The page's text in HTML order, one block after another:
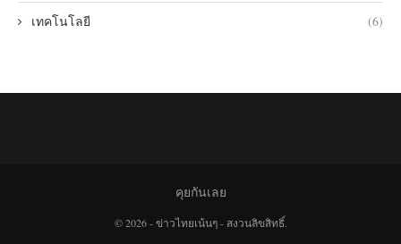
เทคโนโลยี (6)
คุยกันเลย
© 2026 - ข่าวไทยเน้นๆ - สงวนลิขสิทธิ์.